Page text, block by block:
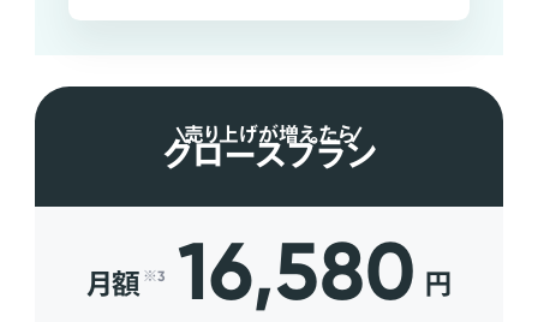
売り上げが増えたら
グロースプラン
月額 ※3 16,580 円